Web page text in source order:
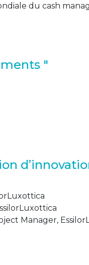
du cash
"
Manager,